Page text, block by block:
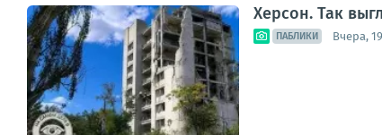
Херсон. Так
ПАБЛИКИ Вчера,